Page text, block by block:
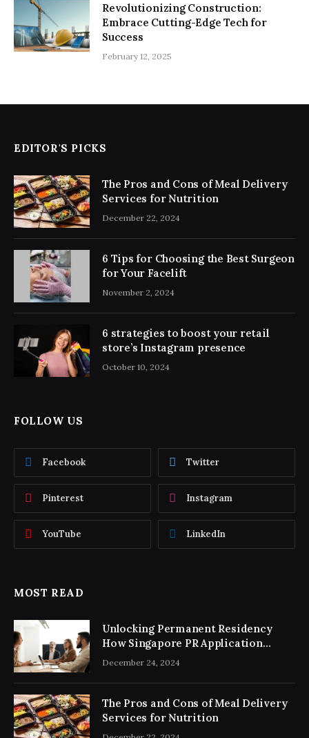
Revolutionizing Construction:
Embrace Cutting-Edge Tech for
Success
February 12, 2025
EDITOR'S PICKS
The Pros and Cons of Meal Delivery
Services for Nutrition
December 22, 2024
6 Tips for Choosing the Best Surgeon
for Your Facelift
November 2, 2024
6 strategies to boost your retail
store’s Instagram presence
October 10, 2024
FOLLOW US
Facebook Twitter
Pinterest Instagram
YouTube LinkedIn
MOST READ
Unlocking Permanent Residency
How Singapore PR Application
Consultancy Simplifies the Process
December 24, 2024
The Pros and Cons of Meal Delivery
Services for Nutrition